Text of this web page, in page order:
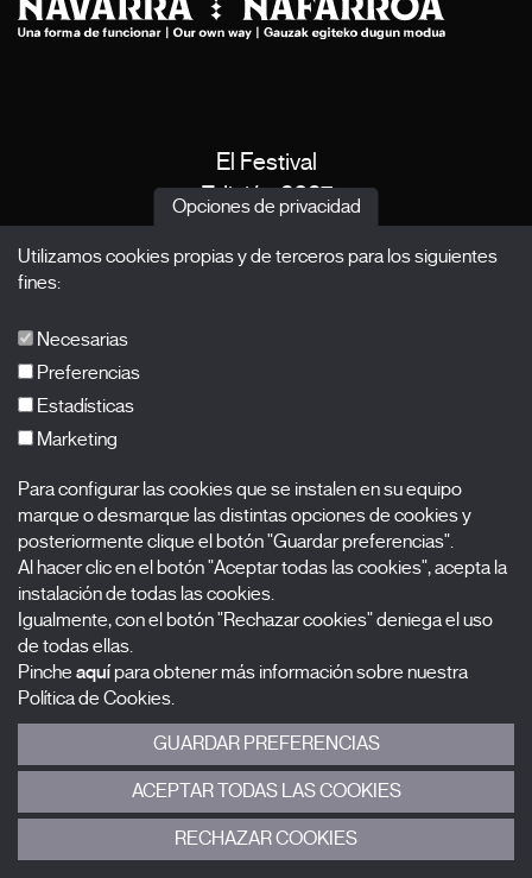
El Festival
Edición 2027
Acreditaciones
Nombre
Apellidos
Correo electrónico
Selecciona una categoría
0 listas seleccionadas
Acepto términos, condiciones ypolítica de privacidad
Opciones de privacidad
Utilizamos cookies propias y de terceros para los siguientes
fines:
Necesarias
Preferencias
Estadísticas
Marketing
Para configurar las cookies que se instalen en su equipo
marque o desmarque las distintas opciones de cookies y
posteriormente clique el botón "Guardar preferencias".
Al hacer clic en el botón "Aceptar todas las cookies", acepta la
instalación de todas las cookies.
Igualmente, con el botón "Rechazar cookies" deniega el uso
de todas ellas.
Pinche aquí para obtener más información sobre nuestra
Política de Cookies.
GUARDAR PREFERENCIAS
ACEPTAR TODAS LAS COOKIES
RECHAZAR COOKIES